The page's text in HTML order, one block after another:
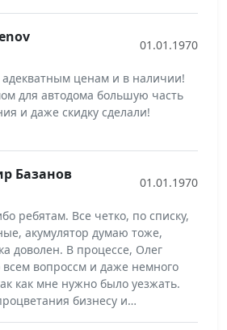
01.01.1970
ценам и в наличии!
для автодома большую часть
и даже скидку сделали!
Базанов 01.01.1970
ребятам. Все четко, по списку,
акумулятор думаю тоже,
доволен. В процессе, Олег
всем вопроссм и даже немного
как мне нужно было уезжать.
бизнесу и…